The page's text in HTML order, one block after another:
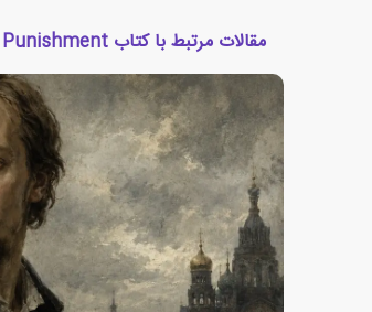
مقالات مرتبط با کتاب Crime and Punishment